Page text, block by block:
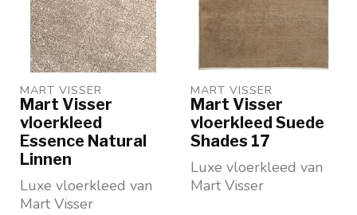
MART VISSER
Mart Visser
vloerkleed
Essence Natural
Linnen
Luxe vloerkleed van
Mart Visser
MART VISSER
Mart Visser
vloerkleed Suede
Shades 17
Luxe vloerkleed van
Mart Visser